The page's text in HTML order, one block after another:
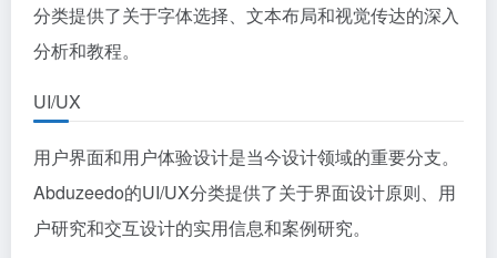
分类提供了关于字体选择、文本布局和视觉传达的深入
分析和教程。
UI/UX
用户界面和用户体验设计是当今设计领域的重要分支。
Abduzeedo的UI/UX分类提供了关于界面设计原则、用
户研究和交互设计的实用信息和案例研究。